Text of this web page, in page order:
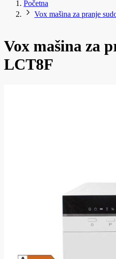
Početna
Vox mašina za pranje
Vox mašina za
LCT8F